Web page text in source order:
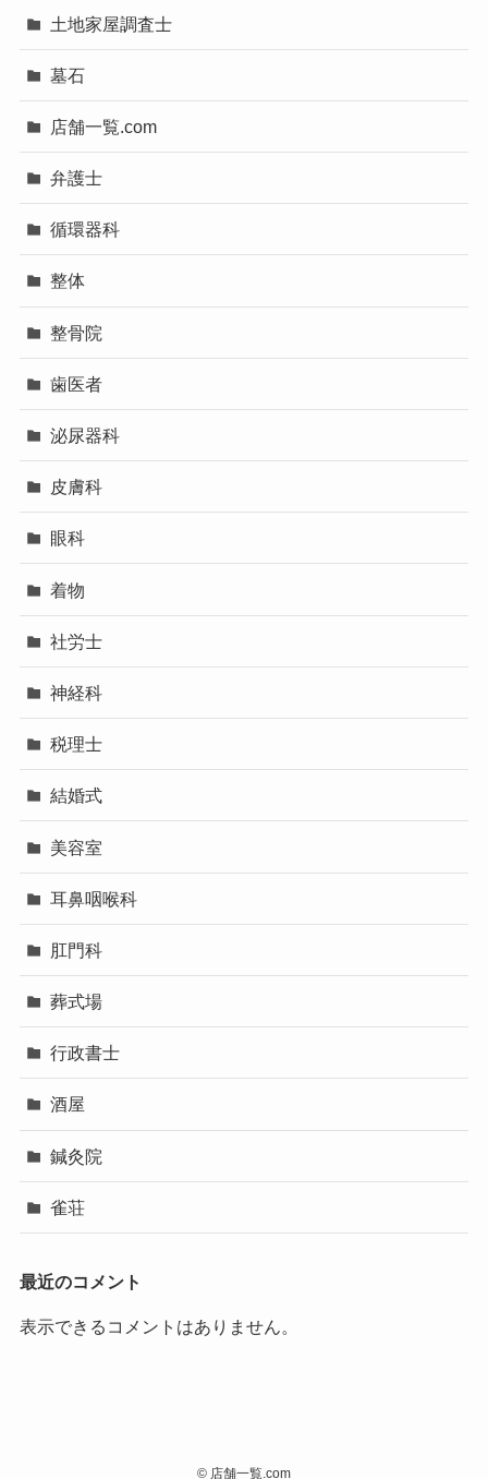
土地家屋調査士
墓石
店舗一覧.com
弁護士
循環器科
整体
整骨院
歯医者
泌尿器科
皮膚科
眼科
着物
社労士
神経科
税理士
結婚式
美容室
耳鼻咽喉科
肛門科
葬式場
行政書士
酒屋
鍼灸院
雀荘
最近のコメント
表示できるコメントはありません。
© 店舗一覧.com